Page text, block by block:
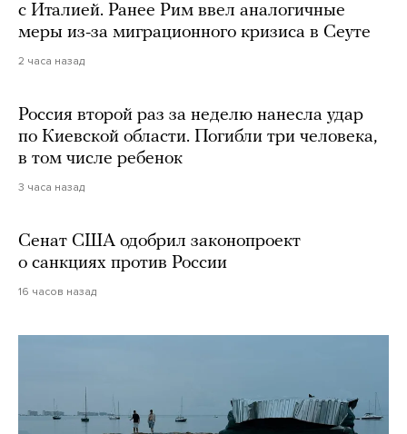
с Италией. Ранее Рим ввел аналогичные
меры из-за миграционного кризиса в Сеуте
2 часа назад
Россия второй раз за неделю нанесла удар
по Киевской области. Погибли три человека,
в том числе ребенок
3 часа назад
Сенат США одобрил законопроект
о санкциях против России
16 часов назад